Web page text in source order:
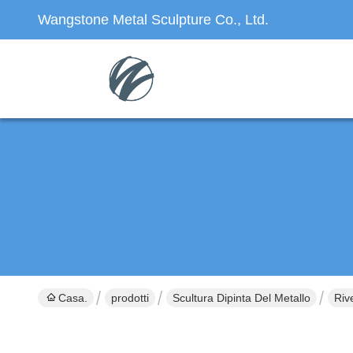
Wangstone Metal Sculpture Co., Ltd.
Casa. prodotti Scultura Dipinta Del Metallo